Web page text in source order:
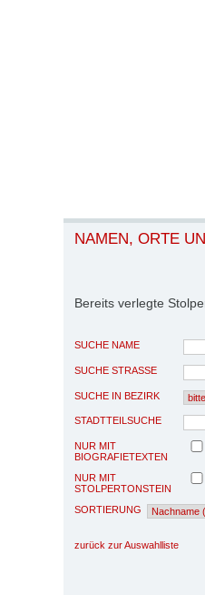
NAMEN, ORTE
Bereits verlegte
SUCHE NAME
SUCHE STRASSE
SUCHE IN BEZIRK
STADTTEILSUCHE
NUR MIT
BIOGRAFIETEXTEN
NUR MIT
STOLPERTONSTEIN
SORTIERUNG
zurück zur Auswahlliste